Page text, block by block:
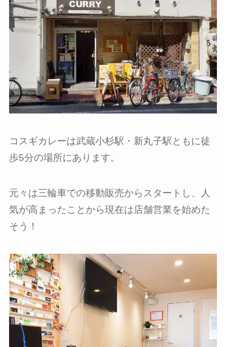
コスギカレーは武蔵小杉駅・新丸子駅ともに徒
歩5分の場所にあります。
元々は三輪車での移動販売からスタートし、人
気が高まったことから現在は店舗営業を始めた
そう！